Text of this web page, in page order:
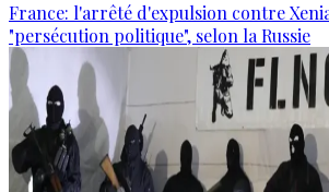
France: l'arrêté d'expulsion contre
"persécution politique", selon la Russie